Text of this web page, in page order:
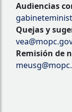
Audiencias
Quejas y
Remisión de